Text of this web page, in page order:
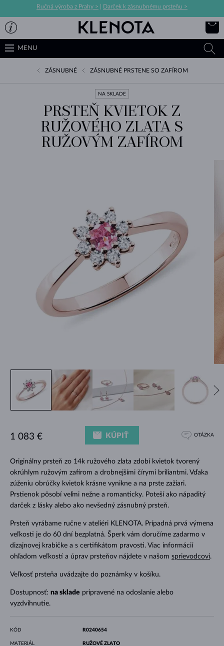
Ručná výroba z Prahy > Darček k zásnubnému prsteňu >
MENU
ZÁSNUBNÉ ZÁSNUBNÉ PRSTENE SO ZAFÍROM
NA SKLADE
PRSTEŇ KVIETOK Z
RUŽOVÉHO ZLATA S
RUŽOVÝM ZAFÍROM
Originálny prsteň zo 14k ružového zlata zdobí kvietok tvorený
okrúhlym ružovým zafírom a drobnejšími čírymi briliantmi. Vďaka
zúženiu obrúčky kvietok krásne vynikne a na prste zažiari.
Prstienok pôsobí veľmi nežne a romanticky. Poteší ako nápaditý
darček z lásky alebo ako nevšedný zásnubný prsteň.
Prsteň vyrábame ručne v ateliéri KLENOTA. Prípadná prvá výmena
veľkosti je do 60 dní bezplatná. Šperk vám doručíme zadarmo v
dizajnovej krabičke a s certifikátom pravosti. Viac informácií
ohľadom veľkostí a úprav prsteňov nájdete v našom sprievodcovi.
Veľkosť prsteňa uvádzajte do poznámky v košíku.
Dostupnosť: na sklade pripravené na odoslanie alebo
vyzdvihnutie.
1 083 € KÚPIŤ OTÁZKA
KÓD R0240654
MATERIÁL
RUŽOVÉ ZLATO